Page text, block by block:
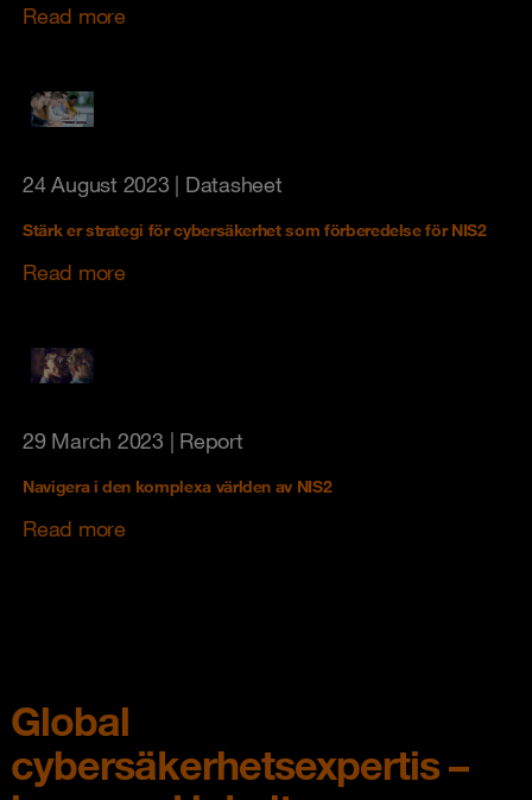
Read more
24 August 2023 | Datasheet
Stärk er strategi för cybersäkerhet som förberedelse för NIS2
Read more
29 March 2023 | Report
Navigera i den komplexa världen av NIS2
Read more
Global
cybersäkerhetsexpertis –